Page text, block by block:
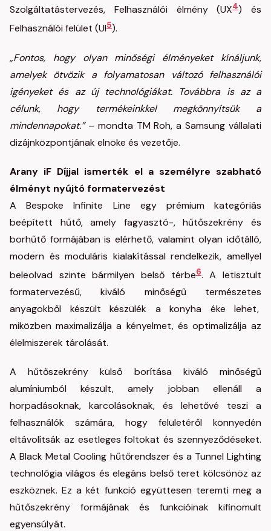
Szolgáltatástervezés, Felhasználói élmény (UX4) és
Felhasználói felület (UI5).
„Fontos, hogy olyan minőségi élményeket kínáljunk,
amelyek ötvözik a folyamatosan változó felhasználói
igényeket és az új technológiákat. Továbbra is az a
célunk, hogy termékeinkkel megkönnyítsük a
mindennapokat.”– mondta TM Roh, a Samsung vállalati
dizájnközpontjának elnöke és vezetője.
Arany iF Díjjal ismerték el a személyre szabható
élményt nyújtó formatervezést
A Bespoke Infinite Line egy prémium kategóriás
beépített hűtő, amely fagyasztó-, hűtőszekrény és
borhűtő formájában is elérhető, valamint olyan időtálló,
modern és moduláris kialakítással rendelkezik, amellyel
beleolvad szinte bármilyen belső térbe6. A letisztult
formatervezésű, kiváló minőségű természetes
anyagokből készült készülék a konyha éke lehet,
miközben maximalizálja a kényelmet, és optimalizálja az
élelmiszerek tárolását.
A hűtőszekrény külső borítása kiváló minőségű
alumíniumból készült, amely jobban ellenáll a
horpadásoknak, karcolásoknak, és lehetővé teszi a
felhasználók számára, hogy felületéről könnyedén
eltávolítsák az esetleges foltokat és szennyeződéseket.
A Black Metal Cooling hűtőrendszer és a Tunnel Lighting
technológia világos és elegáns belső teret kölcsönöz az
eszköznek. Ez a két funkció együttesen teremti meg a
hűtőszekrény formájának és funkcióinak kifinomult
egyensúlyát.